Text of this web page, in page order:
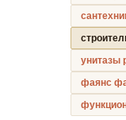
унитазы
фаянс